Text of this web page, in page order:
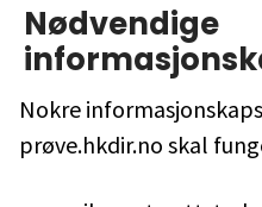
Nødvendige
Nokre
prøve.hkdir.no skal